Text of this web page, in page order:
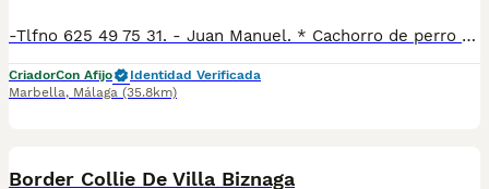
-Tlfno 625 49 75 31. - Juan Manuel. * Cachorro de perro de agua listo para entregar. Precioso macho bicolor con todas las vacunas acorde a su edad, desparasitacion al día. * Se entregan con la cartilla veterinaria y una bolsa de pienso starter ( alta gama) * Alimentación suplementada. * Hacemos envíos con empresas especializadas en transporte de mascotas. * Estructura perfecta, bien aplomados, y muy buena angulación, rabo en sable, muy buen rizo. * Mando información, video y fotos. * Whatsapp 625 49 75 31. Juan Manuel.
CriadorCon Afijo
Identidad Verificada
Marbella, Málaga (35.8km)
Border Collie De Villa Biznaga